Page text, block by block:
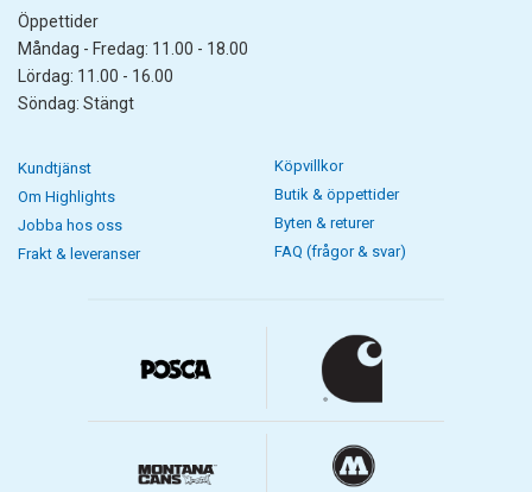
Öppettider
Måndag - Fredag: 11.00 - 18.00
Lördag: 11.00 - 16.00
Söndag: Stängt
Kundtjänst
Om Highlights
Jobba hos oss
Frakt & leveranser
Köpvillkor
Butik & öppettider
Byten & returer
FAQ (frågor & svar)